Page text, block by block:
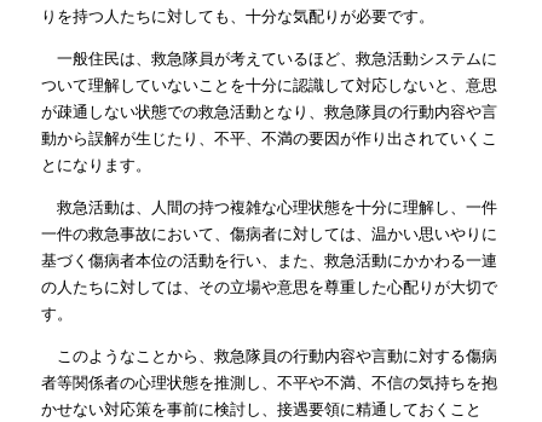
りを持つ人たちに対しても、十分な気配りが必要です。
一般住民は、救急隊員が考えているほど、救急活動システムに
ついて理解していないことを十分に認識して対応しないと、意思
が疎通しない状態での救急活動となり、救急隊員の行動内容や言
動から誤解が生じたり、不平、不満の要因が作り出されていくこ
とになります。
救急活動は、人間の持つ複雑な心理状態を十分に理解し、一件
一件の救急事故において、傷病者に対しては、温かい思いやりに
基づく傷病者本位の活動を行い、また、救急活動にかかわる一連
の人たちに対しては、その立場や意思を尊重した心配りが大切で
す。
このようなことから、救急隊員の行動内容や言動に対する傷病
者等関係者の心理状態を推測し、不平や不満、不信の気持ちを抱
かせない対応策を事前に検討し、接遇要領に精通しておくこと